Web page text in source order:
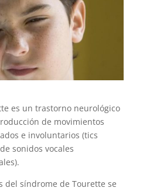
es un trastorno neurológico
de movimientos
e involuntarios (tics
sonidos vocales
del síndrome de Tourette se